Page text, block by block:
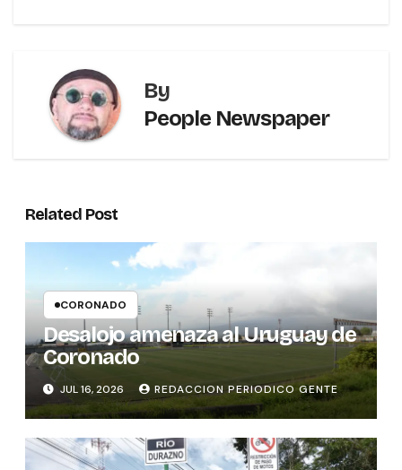
By
People Newspaper
Related Post
CORONADO
Desalojo amenaza al Uruguay de
Coronado
JUL 16, 2026 REDACCION PERIODICO GENTE